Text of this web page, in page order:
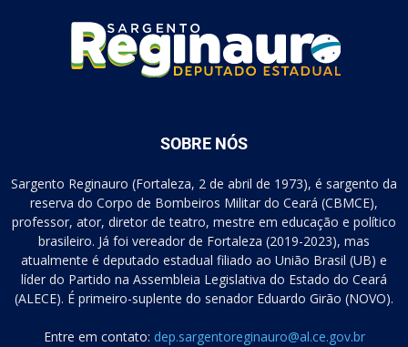
SOBRE NÓS
Sargento Reginauro (Fortaleza, 2 de abril de 1973), é sargento da
reserva do Corpo de Bombeiros Militar do Ceará (CBMCE),
professor, ator, diretor de teatro, mestre em educação e político
brasileiro. Já foi vereador de Fortaleza (2019-2023), mas
atualmente é deputado estadual filiado ao União Brasil (UB) e
líder do Partido na Assembleia Legislativa do Estado do Ceará
(ALECE). É primeiro-suplente do senador Eduardo Girão (NOVO).
Entre em contato: dep.sargentoreginauro@al.ce.gov.br